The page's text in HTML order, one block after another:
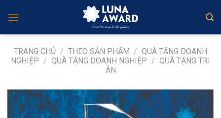
TRANG CHỦ / THEO SẢN PHẨM / QUÀ TẶNG DOANH
NGHIỆP / QUÀ TẶNG DOANH NGHIỆP / QUÀ TẶNG TRI
ÂN